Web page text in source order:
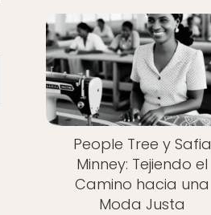
People Tree y Safia
Minney: Tejiendo el
Camino hacia una
Moda Justa